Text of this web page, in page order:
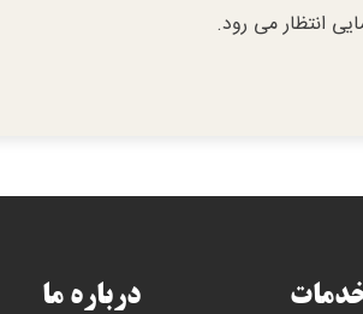
انتظار می رود.
درباره ما